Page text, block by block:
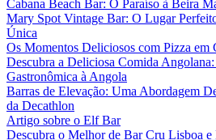
Cabana Beach Bar: O Paraíso à Beira
Mary Spot Vintage Bar: O Lugar
Única
Os Momentos Deliciosos com Pizza em
Descubra a Deliciosa Comida
Gastronômica à Angola
Barras de Elevação: Uma Abordagem
da Decathlon
Artigo sobre o Elf Bar
Descubra o Melhor de Bar Cru Lisboa e